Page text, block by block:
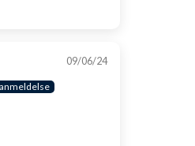
09/06/24